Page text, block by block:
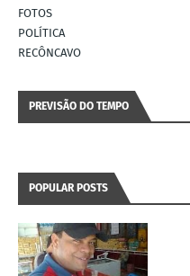
FOTOS
POLÍTICA
RECÔNCAVO
PREVISÃO DO TEMPO
POPULAR POSTS